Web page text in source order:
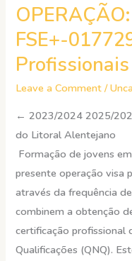
FSE+-
Leave a Comment /
← 2023/2024 2025/
do Litoral Alentejano
Formação de jovens
presente operação visa
através da frequência
combinem a obtenção
certificação profissional
Qualificações (QNQ).
OPERAÇÃO:
PESSOAS-
FSE+-01772900
Cursos
Profissionais